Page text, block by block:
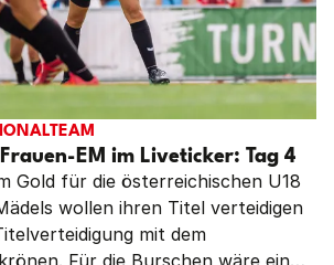
EM im Liveticker: Tag 4
Gold für die österreichischen U18
wollen ihren Titel verteidigen
mit dem
Für die Burschen wäre ein